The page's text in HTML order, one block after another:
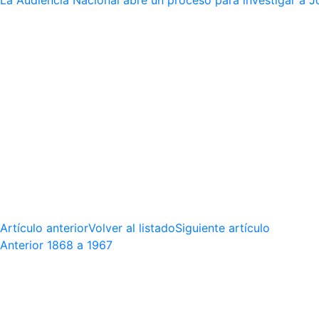
Artículo anteriorVolver al listadoSiguiente artículo
Anterior 1868 a 1967